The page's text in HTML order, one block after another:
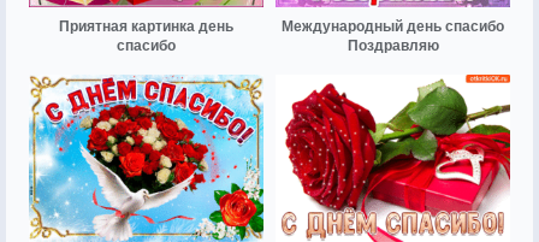
Приятная картинка день
спасибо
Международный день спасибо
Поздравляю